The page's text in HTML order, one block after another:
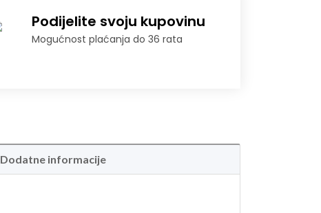
Podijelite svoju kupovinu
Mogućnost plaćanja do 36 rata
Dodatne informacije